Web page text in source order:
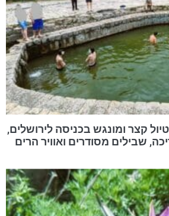
קצר ומונגש בכניסה לירושלים,
שבילים מסודרים ואוויר הרים